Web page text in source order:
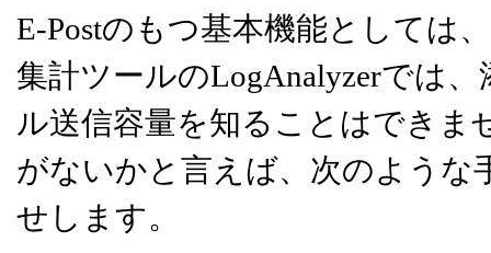
E-Postのもつ基本機能としては
集計ツールのLogAnalyzerでは
ル送信容量を知ることはできま
がないかと言えば、次のような
せします。